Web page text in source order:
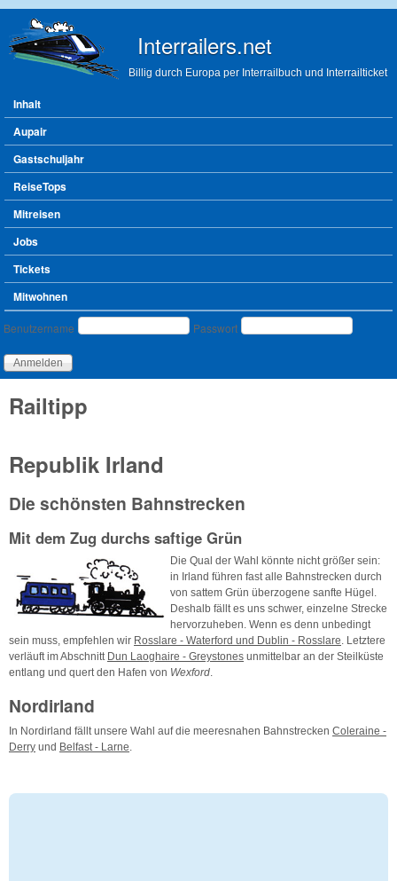
Interrailers.net
Billig durch Europa per Interrailbuch und Interrailticket
Hauptmenü
Inhalt
Aupair
Gastschuljahr
ReiseTops
Mitreisen
Jobs
Tickets
Mitwohnen
Benutzeranmeldung
Benutzername Passwort
Railtipp
Republik Irland
Die schönsten Bahnstrecken
Mit dem Zug durchs saftige Grün
Die Qual der Wahl könnte nicht größer sein:
in Irland führen fast alle Bahnstrecken durch
von sattem Grün überzogene sanfte Hügel.
Deshalb fällt es uns schwer, einzelne Strecke
hervorzuheben. Wenn es denn unbedingt
sein muss, empfehlen wir Rosslare - Waterford und Dublin - Rosslare. Letztere
verläuft im Abschnitt Dun Laoghaire - Greystones unmittelbar an der Steilküste
entlang und quert den Hafen von Wexford.
Nordirland
In Nordirland fällt unsere Wahl auf die meeresnahen Bahnstrecken Coleraine -
Derry und Belfast - Larne.